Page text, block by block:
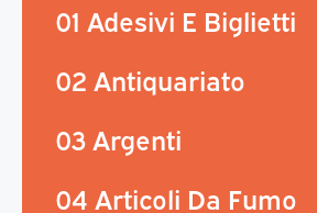
01 Adesivi E Biglietti
02 Antiquariato
03 Argenti
04 Articoli Da Fumo